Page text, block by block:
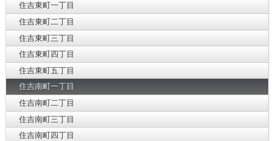
住吉東町一丁目
住吉東町二丁目
住吉東町三丁目
住吉東町四丁目
住吉東町五丁目
住吉南町一丁目
住吉南町二丁目
住吉南町三丁目
住吉南町四丁目